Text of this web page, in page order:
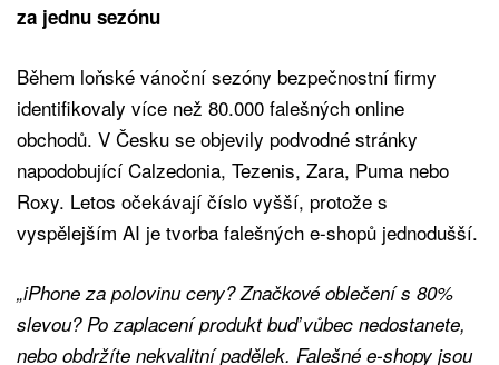
za jednu sezónu
Během loňské vánoční sezóny bezpečnostní firmy
identifikovaly více než 80.000 falešných online
obchodů. V Česku se objevily podvodné stránky
napodobující Calzedonia, Tezenis, Zara, Puma nebo
Roxy. Letos očekávají číslo vyšší, protože s
vyspělejším AI je tvorba falešných e-shopů jednodušší.
„iPhone za polovinu ceny? Značkové oblečení s 80%
slevou? Po zaplacení produkt buď vůbec nedostanete,
nebo obdržíte nekvalitní padělek. Falešné e-shopy jsou